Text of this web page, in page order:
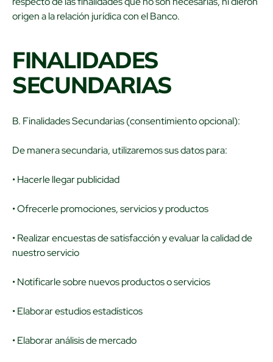
origen a la relación jurídica con el Banco.
FINALIDADES
SECUNDARIAS
B. Finalidades Secundarias (consentimiento opcional):
De manera secundaria, utilizaremos sus datos para:
• Hacerle llegar publicidad
• Ofrecerle promociones, servicios y productos
• Realizar encuestas de satisfacción y evaluar la calidad de
nuestro servicio
• Notificarle sobre nuevos productos o servicios
• Elaborar estudios estadísticos
• Elaborar análisis de mercado